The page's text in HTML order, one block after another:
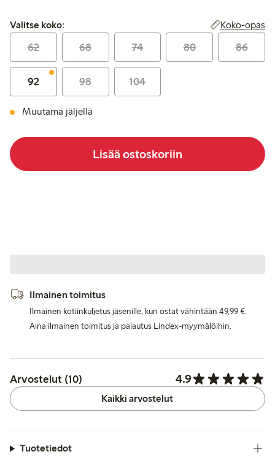
Valitse koko:
Valitse koko: Koko-opas
62 68 74 80 86
92 98 104
Muutama jäljellä
Lisää ostoskoriin
Ilmainen toimitus
Ilmainen kotiinkuljetus jäsenille, kun ostat vähintään 49,99 €.
Aina ilmainen toimitus ja palautus Lindex-myymälöihin.
Arvostelut (10) 4.9
Kaikki arvostelut
Tuotetiedot